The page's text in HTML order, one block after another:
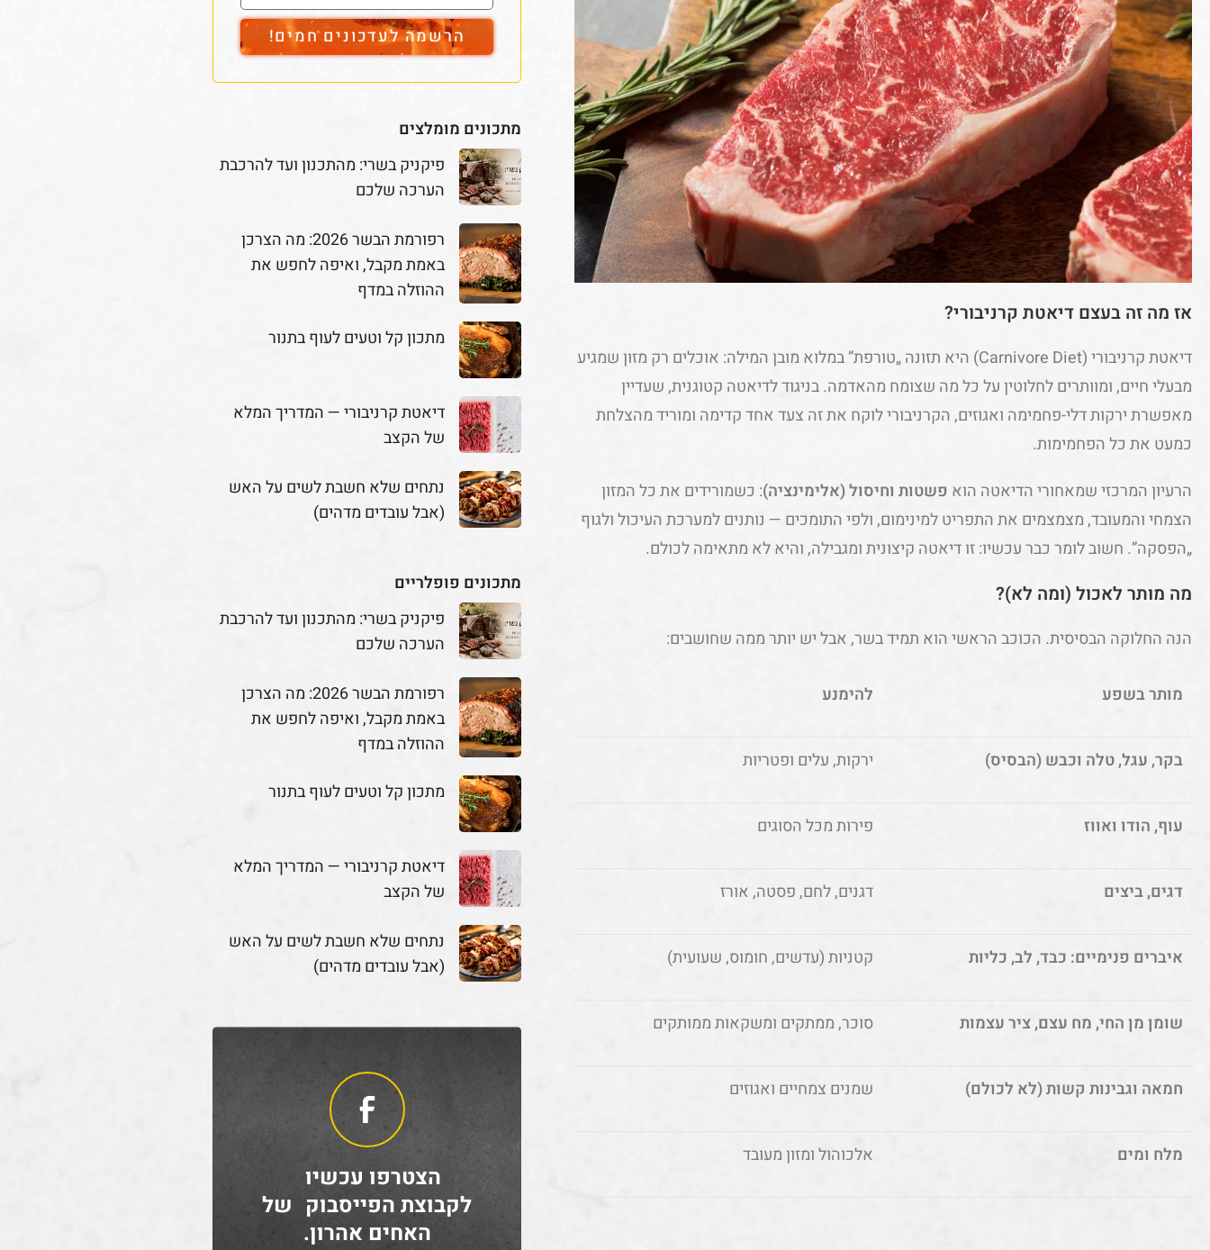
אז מה זה בעצם דיאטת קרניבורי?
דיאטת קרניבורי (Carnivore Diet) היא תזונה „טורפת” במלוא מובן המילה: אוכלים רק מזון שמגיע
מבעלי חיים, ומוותרים לחלוטין על כל מה שצומח מהאדמה. בניגוד לדיאטה קטוגנית, שעדיין
מאפשרת ירקות דלי-פחמימה ואגוזים, הקרניבורי לוקח את זה צעד אחד קדימה ומוריד מהצלחת
כמעט את כל הפחמימות.
הרעיון המרכזי שמאחורי הדיאטה הוא פשטות וחיסול (אלימינציה): כשמורידים את כל המזון
הצמחי והמעובד, מצמצמים את התפריט למינימום, ולפי התומכים — נותנים למערכת העיכול ולגוף
„הפסקה”. חשוב לומר כבר עכשיו: זו דיאטה קיצונית ומגבילה, והיא לא מתאימה לכולם.
מה מותר לאכול (ומה לא)?
הנה החלוקה הבסיסית. הכוכב הראשי הוא תמיד בשר, אבל יש יותר ממה שחושבים:
מותר בשפע להימנע
בקר, עגל, טלה וכבש (הבסיס) ירקות, עלים ופטריות
עוף, הודו ואווז פירות מכל הסוגים
דגים, ביצים דגנים, לחם, פסטה, אורז
איברים פנימיים: כבד, לב, כליות קטניות (עדשים, חומוס, שעועית)
שומן מן החי, מח עצם, ציר עצמות סוכר, ממתקים ומשקאות ממותקים
חמאה וגבינות קשות (לא לכולם) שמנים צמחיים ואגוזים
מלח ומים אלכוהול ומזון מעובד
הרשמה לעדכונים חמים!
מתכונים מומלצים
פיקניק בשרי: מהתכנון ועד להרכבת
הערכה שלכם
רפורמת הבשר 2026: מה הצרכן
באמת מקבל, ואיפה לחפש את
ההוזלה במדף
מתכון קל וטעים לעוף בתנור
דיאטת קרניבורי — המדריך המלא
של הקצב
נתחים שלא חשבת לשים על האש
(אבל עובדים מדהים)
מתכונים פופלריים
פיקניק בשרי: מהתכנון ועד להרכבת
הערכה שלכם
רפורמת הבשר 2026: מה הצרכן
באמת מקבל, ואיפה לחפש את
ההוזלה במדף
מתכון קל וטעים לעוף בתנור
דיאטת קרניבורי — המדריך המלא
של הקצב
נתחים שלא חשבת לשים על האש
(אבל עובדים מדהים)
הצטרפו עכשיו
לקבוצת הפייסבוק של
האחים אהרון.